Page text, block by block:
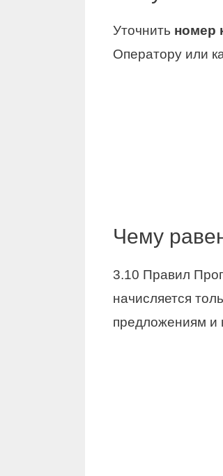
Уточнить номер
Оператору или
Чему
3.10 Правил
начисляется
предложениям и